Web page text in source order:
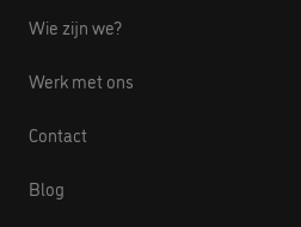
Wie zijn we?
Werk met ons
Contact
Blog